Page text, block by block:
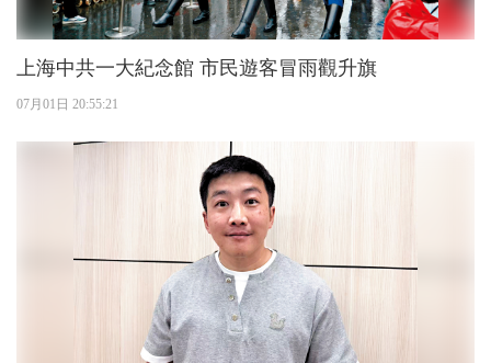
上海中共一大紀念館 市民遊客冒雨觀升旗
07月01日 20:55:21